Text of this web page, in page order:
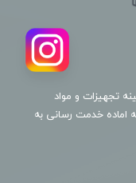
تجهیزات و مواد
کادری متخصص ،پشتیبانی ۲۴ ساعته اماده خدمت رسانی به